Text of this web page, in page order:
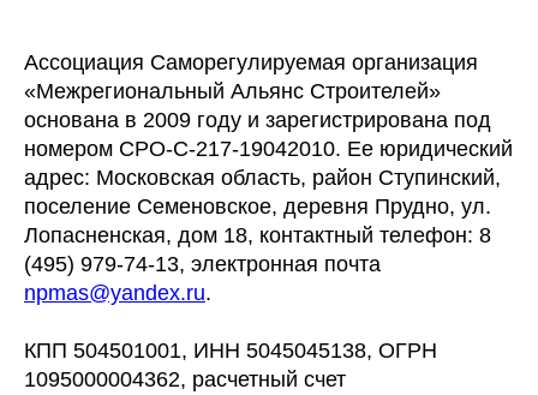
Ассоциация Саморегулируемая организация
«Межрегиональный Альянс Строителей»
основана в 2009 году и зарегистрирована под
номером СРО-С-217-19042010. Ее юридический
адрес: Московская область, район Ступинский,
поселение Семеновское, деревня Прудно, ул.
Лопасненская, дом 18, контактный телефон: 8
(495) 979-74-13, электронная почта
npmas@yandex.ru.
КПП 504501001, ИНН 5045045138, ОГРН
1095000004362, расчетный счет